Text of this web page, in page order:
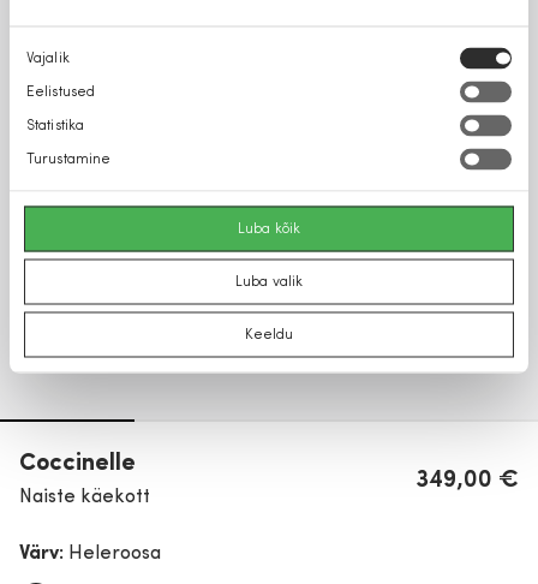
Nõusoleku
valik
Vajalik
Eelistused
Statistika
Turustamine
Luba kõik
Luba valik
Keeldu
Coccinelle
Naiste käekott
349,00 €
Värv: Heleroosa